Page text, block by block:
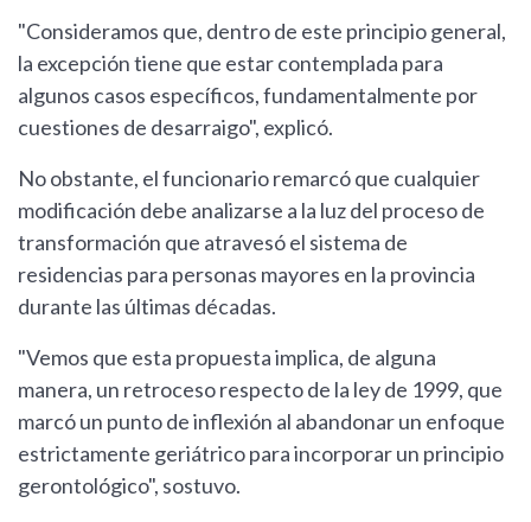
"Consideramos que, dentro de este principio general,
la excepción tiene que estar contemplada para
algunos casos específicos, fundamentalmente por
cuestiones de desarraigo", explicó.
No obstante, el funcionario remarcó que cualquier
modificación debe analizarse a la luz del proceso de
transformación que atravesó el sistema de
residencias para personas mayores en la provincia
durante las últimas décadas.
"Vemos que esta propuesta implica, de alguna
manera, un retroceso respecto de la ley de 1999, que
marcó un punto de inflexión al abandonar un enfoque
estrictamente geriátrico para incorporar un principio
gerontológico", sostuvo.